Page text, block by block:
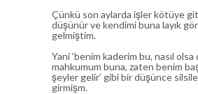
Çünkü son aylarda işler kötüye
düşünür ve kendimi buna layık
gelmiştim.
Yani ‘benim kaderim bu, nasıl
mahkumum buna, zaten benim
şeyler gelir’ gibi bir düşünce
girmişm.